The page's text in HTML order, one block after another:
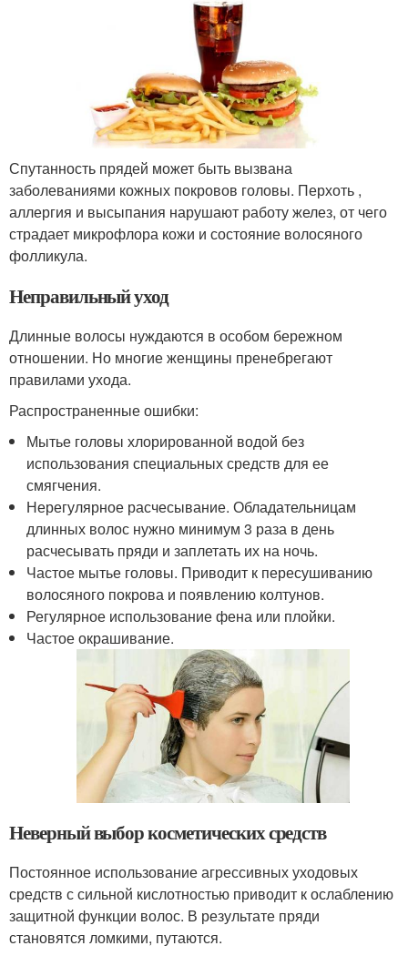
Спутанность прядей может быть вызвана
заболеваниями кожных покровов головы. Перхоть ,
аллергия и высыпания нарушают работу желез, от чего
страдает микрофлора кожи и состояние волосяного
фолликула.
Неправильный уход
Длинные волосы нуждаются в особом бережном
отношении. Но многие женщины пренебрегают
правилами ухода.
Распространенные ошибки:
Мытье головы хлорированной водой без
использования специальных средств для ее
смягчения.
Нерегулярное расчесывание. Обладательницам
длинных волос нужно минимум 3 раза в день
расчесывать пряди и заплетать их на ночь.
Частое мытье головы. Приводит к пересушиванию
волосяного покрова и появлению колтунов.
Регулярное использование фена или плойки.
Частое окрашивание.
Неверный выбор косметических средств
Постоянное использование агрессивных уходовых
средств с сильной кислотностью приводит к ослаблению
защитной функции волос. В результате пряди
становятся ломкими, путаются.